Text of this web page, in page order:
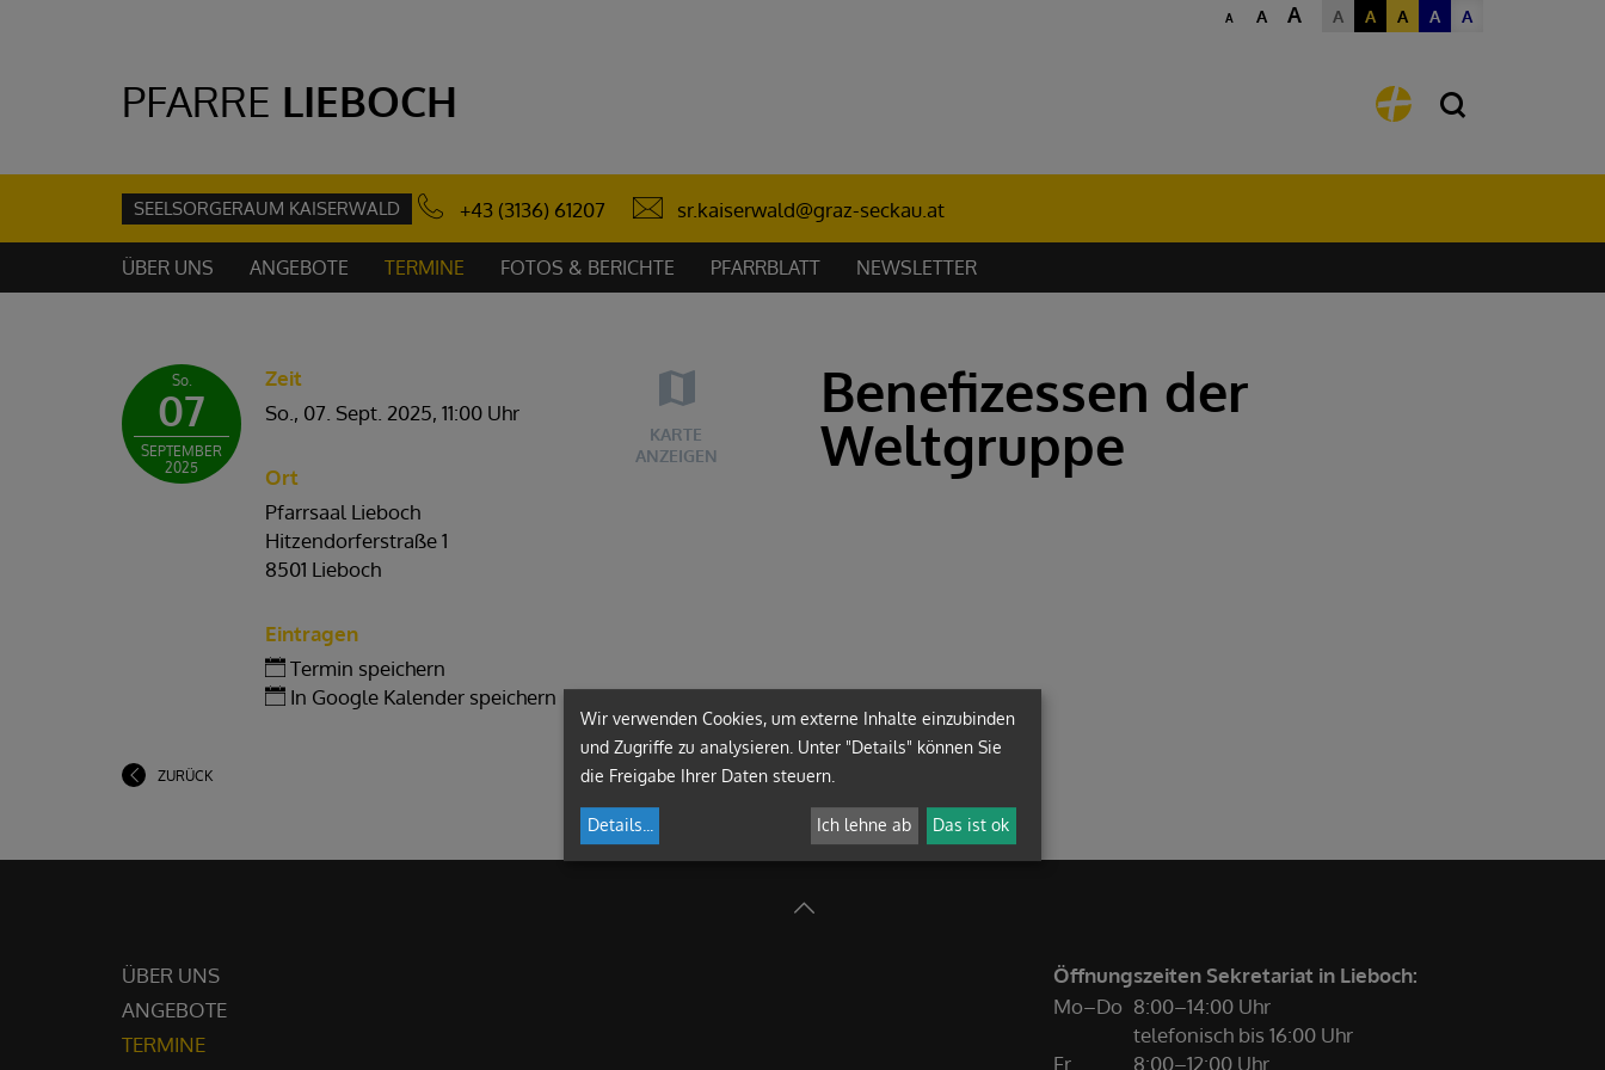
A A A A A A A A
PFARRE LIEBOCH
SEELSORGERAUM KAISERWALD +43 (3136) 61207 sr.kaiserwald@graz-seckau.at
ÜBER UNS ANGEBOTE TERMINE FOTOS & BERICHTE PFARRBLATT NEWSLETTER
So.
07
SEPTEMBER
2025
Zeit
So., 07. Sept. 2025, 11:00 Uhr
Ort
Pfarrsaal Lieboch
Hitzendorferstraße 1
8501 Lieboch
Eintragen
Termin speichern
In Google Kalender speichern
KARTE
ANZEIGEN
Benefizessen der
Weltgruppe
ZURÜCK
ÜBER UNS
ANGEBOTE
TERMINE
Öffnungszeiten Sekretariat in Lieboch:
Mo–Do 8:00–14:00 Uhr
telefonisch bis 16:00 Uhr
Fr
8:00–12:00 Uhr
Wir verwenden Cookies, um externe Inhalte einzubinden
und Zugriffe zu analysieren. Unter "Details" können Sie
die Freigabe Ihrer Daten steuern.
Details Ich lehne ab Das ist ok